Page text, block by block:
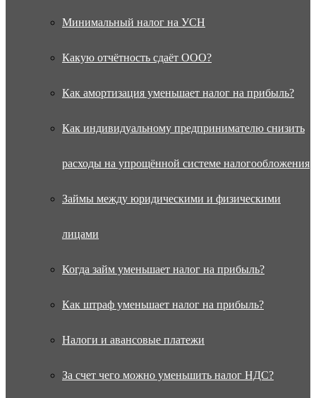
Минимальный налог на УСН
Какую отчётность сдаёт ООО?
Как амортизация уменьшает налог на прибыль?
Как индивидуальному предпринимателю снизить
расходы на упрощённой системе налогообложения
Займы между юридическими и физическими
лицами
Когда займ уменьшает налог на прибыль?
Как штраф уменьшает налог на прибыль?
Налоги и авансовые платежи
За счет чего можно уменьшить налог НДС?